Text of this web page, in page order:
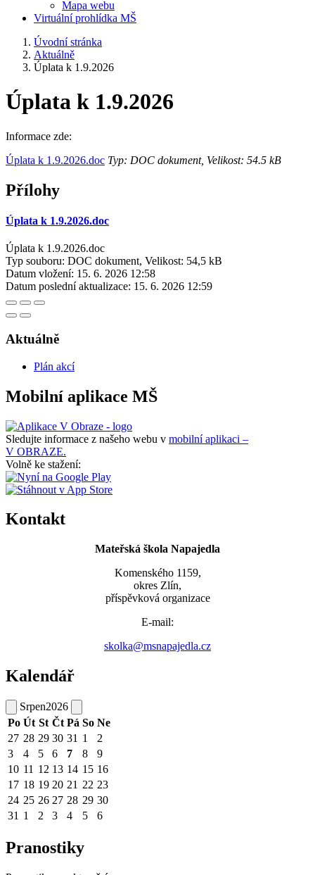
Mapa webu
Virtuální prohlídka MŠ
Úvodní stránka
Aktuálně
Úplata k 1.9.2026
Úplata k 1.9.2026
Informace zde:
Úplata k 1.9.2026.doc Typ: DOC dokument, Velikost: 54.5 kB
Přílohy
Úplata k 1.9.2026.doc
Úplata k 1.9.2026.doc
Typ souboru: DOC dokument, Velikost: 54,5 kB
Datum vložení: 15. 6. 2026 12:58
Datum poslední aktualizace: 15. 6. 2026 12:59
Aktuálně
Plán akcí
Mobilní aplikace MŠ
Sledujte informace z našeho webu v mobilní aplikaci –
V OBRAZE.
Volně ke stažení:
Kontakt
Mateřská škola Napajedla
Komenského 1159,
okres Zlín,
příspěvková organizace
E-mail:
skolka@msnapajedla.cz
Kalendář
Srpen2026
Po Út St Čt Pá So Ne
27 28 29 30 31 1
2
3
4 5 6 7 8
9
10 11 12 13 14 15 16
17 18 19 20 21 22 23
24 25 26 27 28 29 30
31 1 2 3 4 5 6
Pranostiky